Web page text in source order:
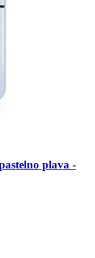
plava -